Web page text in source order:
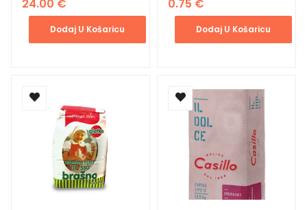
24.00 €
Dodaj U Košaricu
0.75 €
Dodaj U Košaricu